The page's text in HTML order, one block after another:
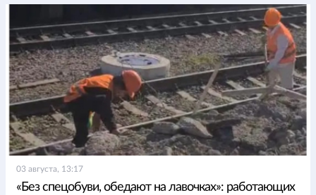
03 августа, 13:17
«Без спецобуви, обедают на лавочках»: работающих